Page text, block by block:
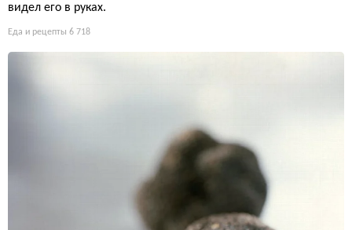
видел его в руках.
Еда и рецепты 6 718